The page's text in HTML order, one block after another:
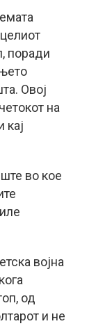
поради
Овој
на
кај
во кое
војна
од
и не